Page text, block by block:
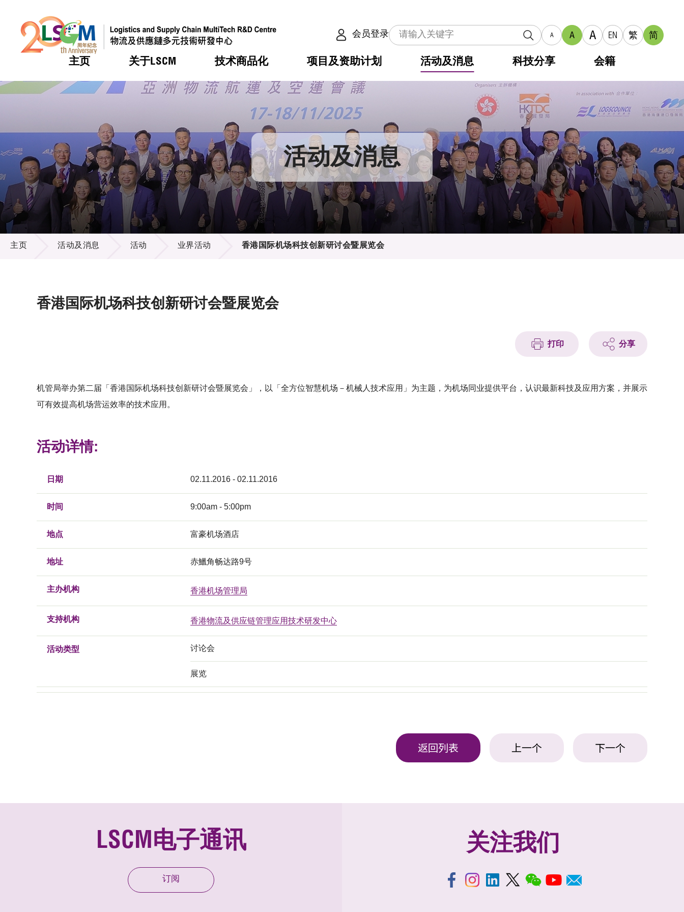
会员登录 A A A EN 繁 简
主页 关于LSCM
热门 机构简介
组织架构
组织架构
董事局
研究顾问
招标通告
技术商品化
热门 服务
可获授权之技术
应用于公共服务之创新技术
重点项目
项目及资助计划
热门 合作计划
资助计划
资助计划
税务优惠
申请
评审
征求研发项目计划书
项目资料库
活动及消息
热门 活动
奖项
新闻中心
媒体报导
新闻稿
资讯中心
多媒体
出版刊物
科技分享 会籍
热门 会籍及服务
会员列表
会员登入 活动及消息
活动及消息
主页 活动及消息 活动 业界活动 香港国际机场科技创新研讨会暨展览会
香港国际机场科技创新研讨会暨展览会
打印 分享
机管局举办第二届「香港国际机场科技创新研讨会暨展览会」，以「全方位智慧机场－机械人技术应用」为主题，为机场同业提供平台，认识最新科技及应用方案，并展示
可有效提高机场营运效率的技术应用。
活动详情:
日期 02.11.2016 - 02.11.2016
时间 9:00am - 5:00pm
地点 富豪机场酒店
地址 赤鱲角畅达路9号
主办机构 香港机场管理局
支持机构 香港物流及供应链管理应用技术研发中心
活动类型 讨论会
展览
返回列表 上一个 下一个
LSCM电子通讯
订阅
关注我们